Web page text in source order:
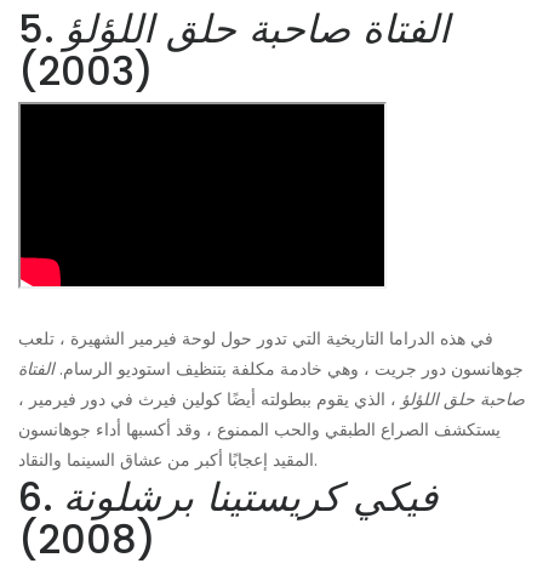
5. الفتاة صاحبة حلق اللؤلؤ
(2003)
في هذه الدراما التاريخية التي تدور حول لوحة فيرمير الشهيرة ، تلعب
جوهانسون دور جريت ، وهي خادمة مكلفة بتنظيف استوديو الرسام.الفتاة
صاحبة حلق اللؤلؤ ، الذي يقوم ببطولته أيضًا كولين فيرث في دور فيرمير ،
يستكشف الصراع الطبقي والحب الممنوع ، وقد أكسبها أداء جوهانسون
المقيد إعجابًا أكبر من عشاق السينما والنقاد.
6. فيكي كريستينا برشلونة
(2008)